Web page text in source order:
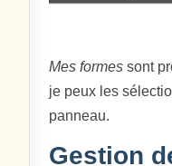
Mes formes sont
je peux les
panneau.
Gestion